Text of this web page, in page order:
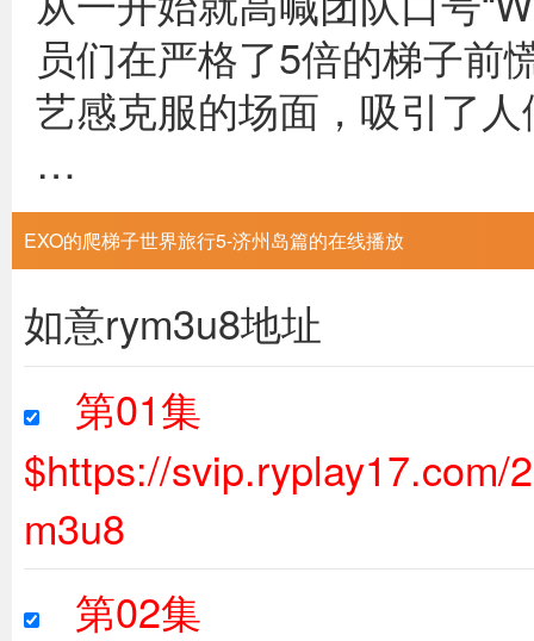
员们在严格了5倍的梯子前
艺感克服的场面，吸引了
…
EXO的爬梯子世界旅行5-济州岛篇的在线播放
如意rym3u8地址
第01集
$https://svip.ryplay17.com/
m3u8
第02集